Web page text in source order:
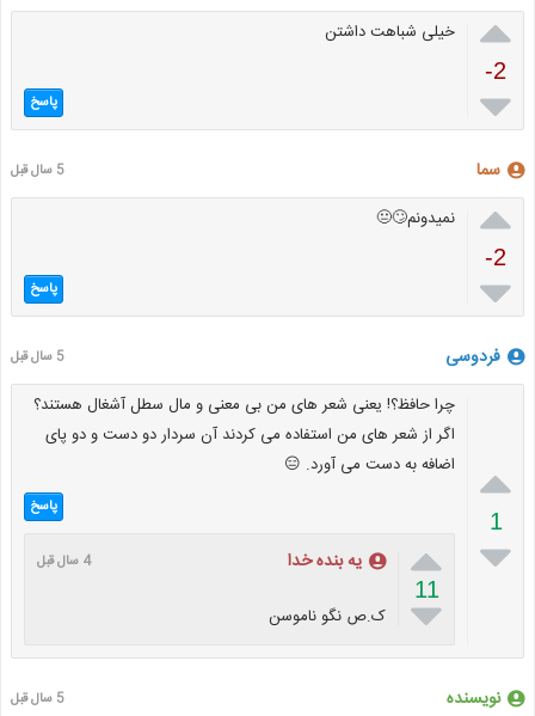

-2

خیلی شباهت داشتن
پاسخ
سما 5 سال قبل

-2

نمیدونم🙄😐
پاسخ
فردوسی 5 سال قبل

1

چرا حافظ؟! یعنی شعر های من بی معنی و مال سطل آشغال هستند؟
اگر از شعر های من استفاده می کردند آن سردار دو دست و دو پای
اضافه به دست می آورد. 😑
پاسخ

11

یه بنده خدا 4 سال قبل
ک.ص نگو ناموسن
نویسنده 5 سال قبل